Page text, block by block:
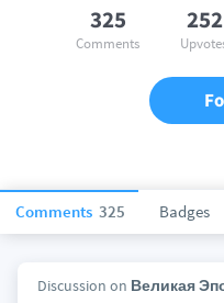
Comments 325 Badges
325
Comments
252
Discussion on Великая